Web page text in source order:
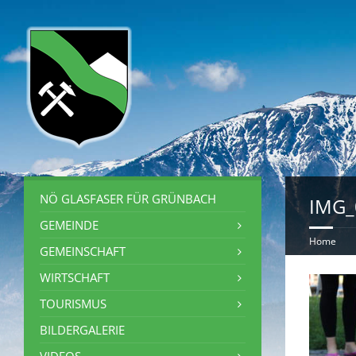
Home
NÖ GLASFASER FÜR GRÜNBACH
GEMEINDE
GEMEINSCHAFT
WIRTSCHAFT
TOURISMUS
BILDERGALERIE